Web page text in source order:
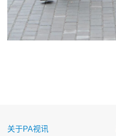
关于PA视讯